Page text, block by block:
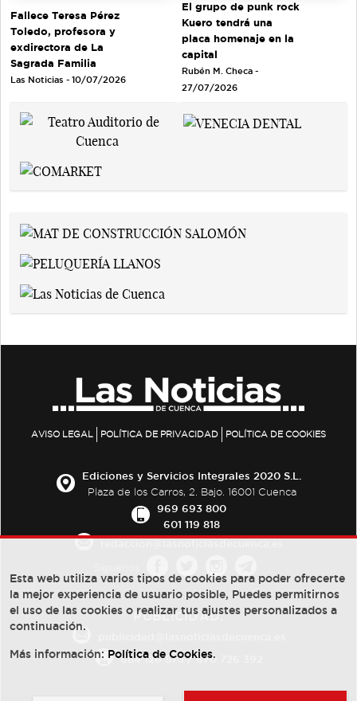
Fallece Teresa Pérez
Toledo, profesora y
exdirectora de La
Sagrada Familia
Las Noticias - 10/07/2026
El grupo de punk rock
Kuero tendrá una
placa homenaje en la
capital
Rubén M. Checa -
27/07/2026
AVISO LEGAL POLÍTICA DE PRIVACIDAD POLÍTICA DE COOKIES
Ediciones y Servicios Integrales 2020 S.L.
Plaza de los Carros, 2. Bajo. 16001 Cuenca
969 693 800
601 119 818
PUBLICIDAD:
684 126 573/670 726 392
Esta web utiliza varios tipos de cookies para poder ofrecerte
la mejor experiencia de usuario posible, Puedes permitirnos
el uso de las cookies o realizar tus ajustes personalizados a
continuación.
Más información: Política de Cookies.